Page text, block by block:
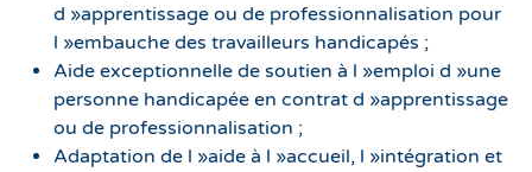
d »apprentissage ou de professionnalisation pour
l »embauche des travailleurs handicapés ;
Aide exceptionnelle de soutien à l »emploi d »une
personne handicapée en contrat d »apprentissage
ou de professionnalisation ;
Adaptation de l »aide à l »accueil, l »intégration et